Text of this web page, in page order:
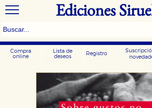
Ediciones
Compra
online
Lista de
deseos
Registro